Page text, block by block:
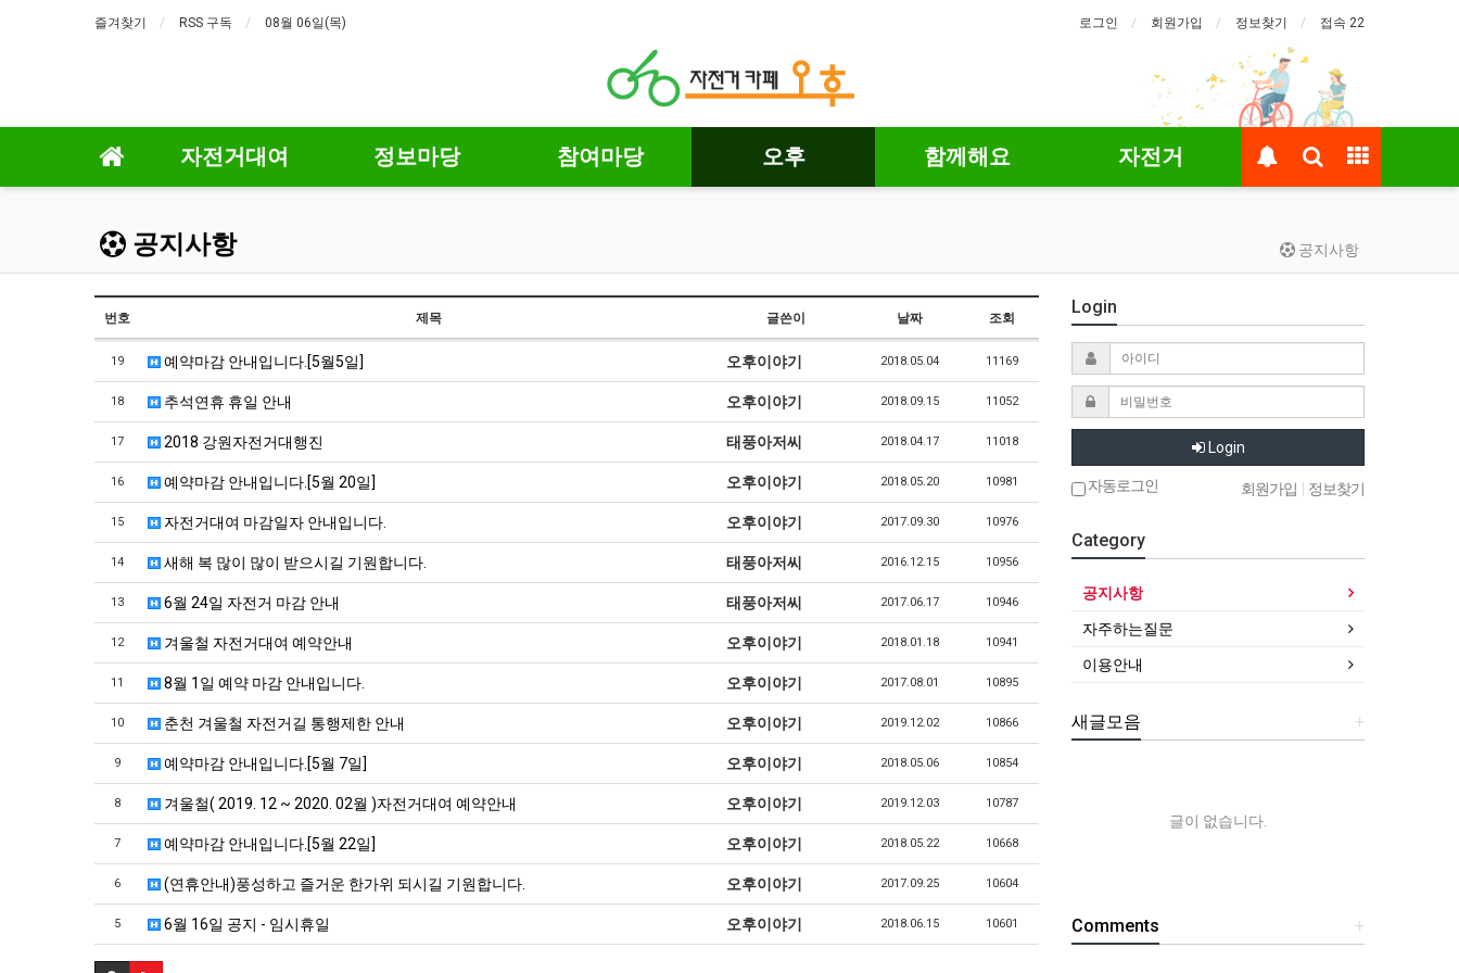
즐겨찾기 RSS 구독 08월 06일(목) 로그인 회원가입 정보찾기 접속 22
자전거대여 정보마당 참여마당 오후 함께해요 자전거
공지사항 공지사항
번호 제목 글쓴이 날짜 조회
19 예약마감 안내입니다.[5월5일] 오후이야기 2018.05.04 11169
18 추석연휴 휴일 안내 오후이야기 2018.09.15 11052
17 2018 강원자전거대행진 태풍아저씨 2018.04.17 11018
16 예약마감 안내입니다.[5월 20일] 오후이야기 2018.05.20 10981
15 자전거대여 마감일자 안내입니다. 오후이야기 2017.09.30 10976
14 새해 복 많이 많이 받으시길 기원합니다. 태풍아저씨 2016.12.15 10956
13 6월 24일 자전거 마감 안내 태풍아저씨 2017.06.17 10946
12 겨울철 자전거대여 예약안내 오후이야기 2018.01.18 10941
11 8월 1일 예약 마감 안내입니다. 오후이야기 2017.08.01 10895
10 춘천 겨울철 자전거길 통행제한 안내 오후이야기 2019.12.02 10866
9 예약마감 안내입니다.[5월 7일] 오후이야기 2018.05.06 10854
8 겨울철( 2019. 12 ~ 2020. 02월 )자전거대여 예약안내 오후이야기 2019.12.03 10787
7 예약마감 안내입니다.[5월 22일] 오후이야기 2018.05.22 10668
6 (연휴안내)풍성하고 즐거운 한가위 되시길 기원합니다. 오후이야기 2017.09.25 10604
5 6월 16일 공지 - 임시휴일 오후이야기 2018.06.15 10601
Login
Login
자동로그인 회원가입 정보찾기
Category
공지사항
자주하는질문
이용안내
+
새글모음
글이 없습니다.
+
Comments